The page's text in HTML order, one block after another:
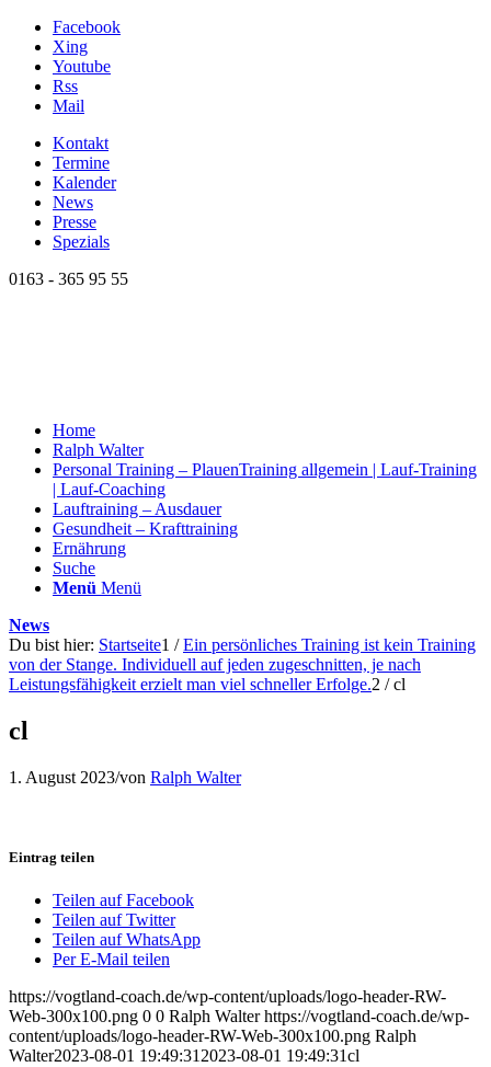
Facebook
Xing
Youtube
Rss
Mail
Kontakt
Termine
Kalender
News
Presse
Spezials
0163 - 365 95 55
Home
Ralph Walter
Personal Training – PlauenTraining allgemein | Lauf-Training
| Lauf-Coaching
Lauftraining – Ausdauer
Gesundheit – Krafttraining
Ernährung
Suche
Menü Menü
News
Du bist hier: Startseite1 / Ein persönliches Training ist kein Training
von der Stange. Individuell auf jeden zugeschnitten, je nach
Leistungsfähigkeit erzielt man viel schneller Erfolge.2 / cl
cl
1. August 2023/von Ralph Walter
Eintrag teilen
Teilen auf Facebook
Teilen auf Twitter
Teilen auf WhatsApp
Per E-Mail teilen
https://vogtland-coach.de/wp-content/uploads/logo-header-RW-
Web-300x100.png 0 0 Ralph Walter https://vogtland-coach.de/wp-
content/uploads/logo-header-RW-Web-300x100.png Ralph
Walter2023-08-01 19:49:31 2023-08-01 19:49:31cl